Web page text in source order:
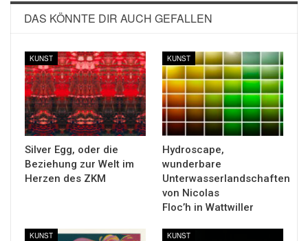
DAS KÖNNTE DIR AUCH GEFALLEN
KUNST
Silver Egg, oder die
Beziehung zur Welt im
Herzen des ZKM
KUNST
Hydroscape,
wunderbare
Unterwasserlandschaften
von Nicolas
Floc’h in Wattwiller
KUNST KUNST